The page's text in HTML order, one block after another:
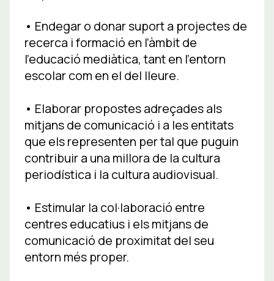
• Endegar o donar suport a projectes de
recerca i formació en l’àmbit de
l’educació mediàtica, tant en l’entorn
escolar com en el del lleure.
• Elaborar propostes adreçades als
mitjans de comunicació i a les entitats
que els representen per tal que puguin
contribuir a una millora de la cultura
periodística i la cultura audiovisual.
• Estimular la col·laboració entre
centres educatius i els mitjans de
comunicació de proximitat del seu
entorn més proper.